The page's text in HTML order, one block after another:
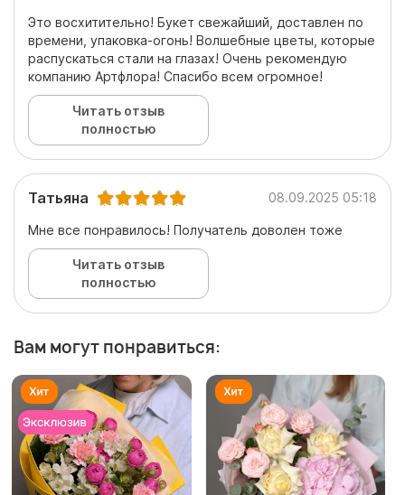
Это восхитительно! Букет свежайший, доставлен по
времени, упаковка-огонь! Волшебные цветы, которые
распускаться стали на глазах! Очень рекомендую
компанию Артфлора! Спасибо всем огромное!
Читать отзыв
полностью
Татьяна 08.09.2025 05:18
Мне все понравилось! Получатель доволен тоже
Читать отзыв
полностью
Вам могут понравиться: